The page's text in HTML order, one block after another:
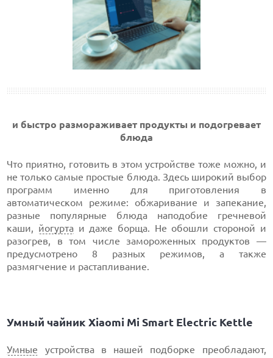
и быстро размораживает продукты и подогревает
блюда
Что приятно, готовить в этом устройстве тоже можно, и
не только самые простые блюда. Здесь широкий выбор
программ именно для приготовления в
автоматическом режиме: обжаривание и запекание,
разные популярные блюда наподобие гречневой
каши, йогуртаи даже борща. Не обошли стороной и
разогрев, в том числе замороженных продуктов —
предусмотрено 8 разных режимов, а также
размягчение и растапливание.
Умный чайник Xiaomi Mi Smart Electric Kettle
Умные устройства в нашей подборке преобладают,